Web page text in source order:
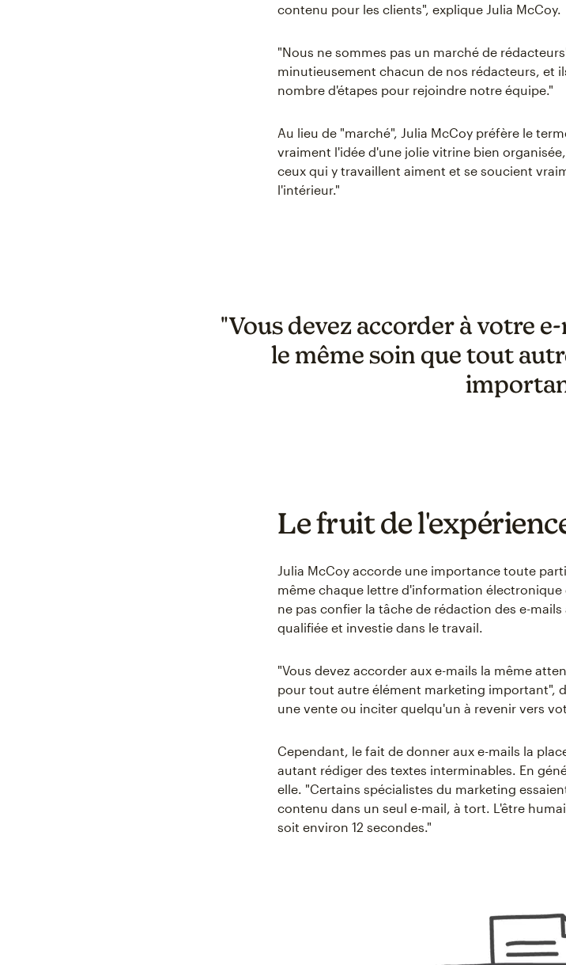
contenu pour les clients", explique Julia McCoy.
"Nous ne sommes pas un marché de
minutieusement chacun de nos rédacteurs, et
nombre d'étapes pour rejoindre notre équipe."
Au lieu de "marché", Julia McCoy préfère le
vraiment l'idée d'une jolie vitrine bien
ceux qui y travaillent aiment et se soucient
l'intérieur."
"Vous devez accorder à votre
le même soin que tout
Le fruit de
Julia McCoy accorde une importance toute
même chaque lettre d'information électronique
ne pas confier la tâche de rédaction des e-
qualifiée et investie dans le travail.
"Vous devez accorder aux e-mails la même
pour tout autre élément marketing important",
une vente ou inciter quelqu'un à revenir vers
Cependant, le fait de donner aux e-mails la
autant rédiger des textes interminables. En
elle. "Certains spécialistes du marketing
contenu dans un seul e-mail, à tort. L'être
soit environ 12 secondes."